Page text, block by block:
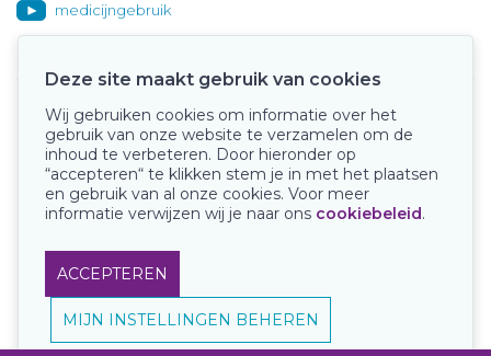
medicijngebruik
Onze keurmerken
Deze site maakt gebruik van cookies
Wij gebruiken cookies om informatie over het
gebruik van onze website te verzamelen om de
inhoud te verbeteren. Door hieronder op
“accepteren“ te klikken stem je in met het plaatsen
en gebruik van al onze cookies. Voor meer
informatie verwijzen wij je naar ons cookiebeleid.
ACCEPTEREN
MIJN INSTELLINGEN BEHEREN